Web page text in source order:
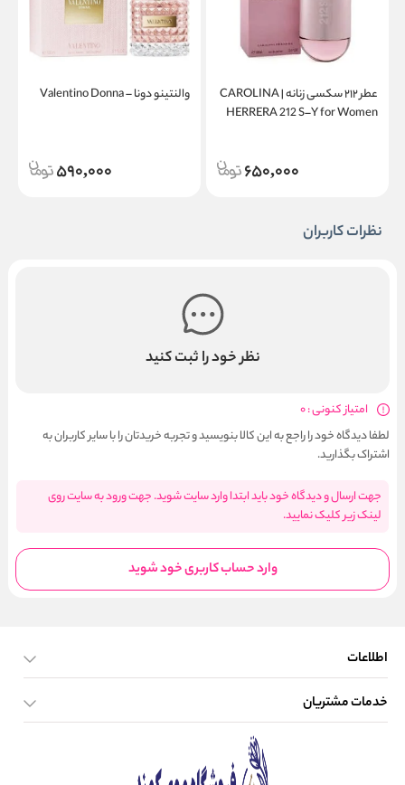
عطر ۲۱۲ سکسی زنانه | CAROLINA
HERRERA 212 S–Y for Women
650,000
والنتینو دونا – Valentino Donna
590,000
نظرات کاربران
نظر خود را ثبت کنید
امتیاز کنونی : 0
لطفا دیدگاه خود را راجع به این کالا بنویسید و تجربه خریدتان را با سایر کاربران به
اشتراک بگذارید.
جهت ارسال و دیدگاه خود باید ابتدا وارد سایت شوید. جهت ورود به سایت روی
لینک زیر کلیک نمایید.
وارد حساب کاربری خود شوید
اطلاعات
صفحه اصلی
خدمات مشتریان